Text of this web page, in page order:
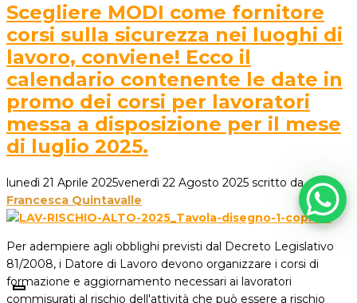
Scegliere MODI come fornitore
corsi sulla sicurezza nei luoghi di
lavoro, conviene! Ecco il
calendario contenente le date in
promo dei corsi per lavoratori
messa a disposizione per il mese
di luglio 2025.
lunedì 21 Aprile 2025venerdì 22 Agosto 2025 scritto da
Francesca Quintavalle
Per adempiere agli obblighi previsti dal Decreto Legislativo
81/2008, i Datore di Lavoro devono organizzare i corsi di
formazione e aggiornamento necessari ai lavoratori
commisurati al rischio dell'attività che può essere a rischio